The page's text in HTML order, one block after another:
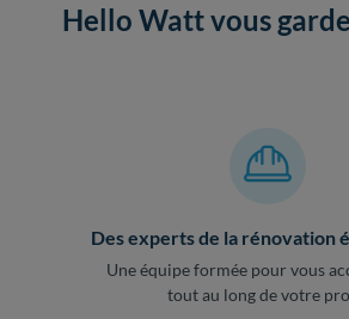
Hello Watt vous
Des experts de la rénovation
Une équipe formée pour vous
tout au long de votre